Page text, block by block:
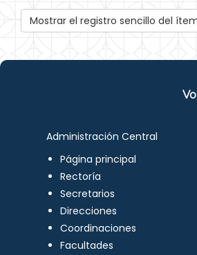
Mostrar el registro sencillo del
Administración Central
Página principal
Rectoría
Secretarios
Direcciones
Coordinaciones
Facultades